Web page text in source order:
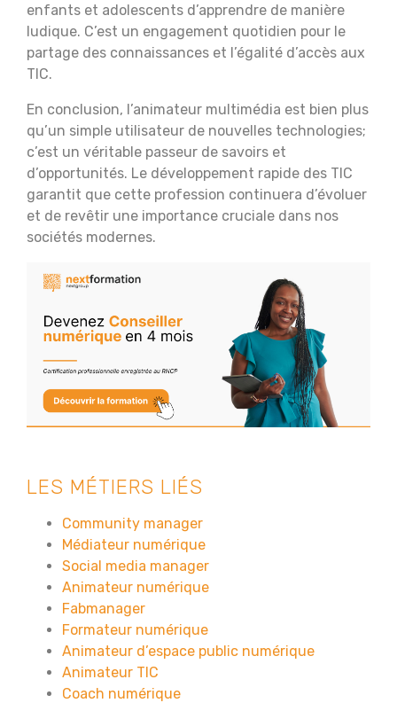
enfants et adolescents d’apprendre de manière
ludique. C’est un engagement quotidien pour le
partage des connaissances et l’égalité d’accès aux
TIC.
En conclusion, l’animateur multimédia est bien plus
qu’un simple utilisateur de nouvelles technologies;
c’est un véritable passeur de savoirs et
d’opportunités. Le développement rapide des TIC
garantit que cette profession continuera d’évoluer
et de revêtir une importance cruciale dans nos
sociétés modernes.
LES MÉTIERS LIÉS
Community manager
Médiateur numérique
Social media manager
Animateur numérique
Fabmanager
Formateur numérique
Animateur d’espace public numérique
Animateur TIC
Coach numérique